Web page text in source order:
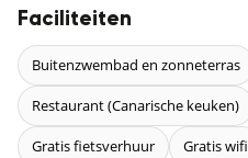
Faciliteiten
Buitenzwembad en zonneterras
Restaurant (Canarische keuken)
Gratis fietsverhuur Gratis wifi